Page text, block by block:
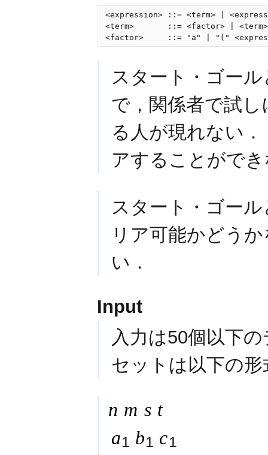
<expression> ::= <term> |
<term>       ::= <factor> |
<factor>     ::= "a" | "("
スタート・ゴー
で，関係者で試
る人が現れない
アすることがで
スタート・ゴー
リア可能かどう
い．
Input
入力は50個以下
セットは以下の
n m s t
a1 b1 c1